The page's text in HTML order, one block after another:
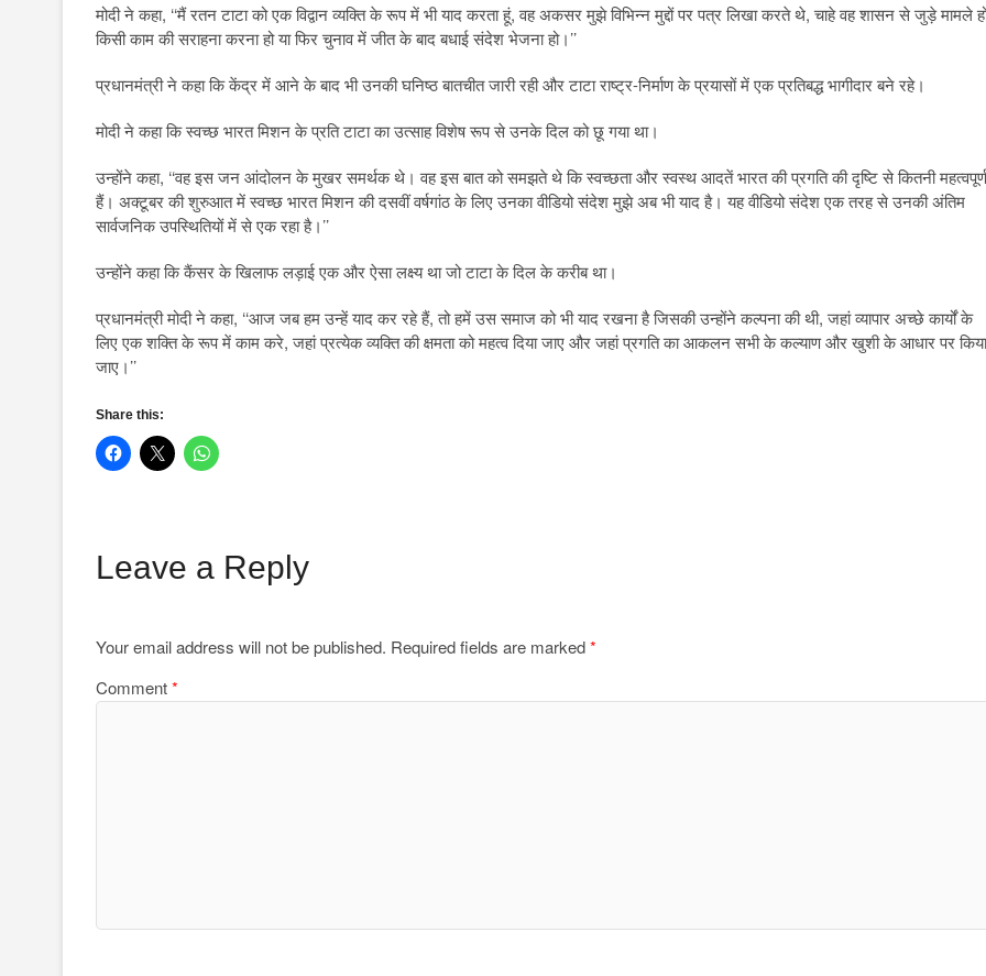
मोदी ने कहा, ‘‘मैं रतन टाटा को एक विद्वान व्यक्ति के रूप में भी याद करता हूं, वह अकसर मुझे विभिन्न मुद्दों पर पत्र लिखा करते थे, चाहे वह शासन से जुड़े मामले
किसी काम की सराहना करना हो या फिर चुनाव में जीत के बाद बधाई संदेश भेजना हो।’’
प्रधानमंत्री ने कहा कि केंद्र में आने के बाद भी उनकी घनिष्ठ बातचीत जारी रही और टाटा राष्ट्र-निर्माण के प्रयासों में एक प्रतिबद्ध भागीदार बने रहे।
मोदी ने कहा कि स्वच्छ भारत मिशन के प्रति टाटा का उत्साह विशेष रूप से उनके दिल को छू गया था।
उन्होंने कहा, ‘‘वह इस जन आंदोलन के मुखर समर्थक थे। वह इस बात को समझते थे कि स्वच्छता और स्वस्थ आदतें भारत की प्रगति की दृष्टि से कितनी महत्वपूर्ण
हैं। अक्टूबर की शुरुआत में स्वच्छ भारत मिशन की दसवीं वर्षगांठ के लिए उनका वीडियो संदेश मुझे अब भी याद है। यह वीडियो संदेश एक तरह से उनकी अंतिम
सार्वजनिक उपस्थितियों में से एक रहा है।’’
उन्होंने कहा कि कैंसर के खिलाफ लड़ाई एक और ऐसा लक्ष्य था जो टाटा के दिल के करीब था।
प्रधानमंत्री मोदी ने कहा, ‘‘आज जब हम उन्हें याद कर रहे हैं, तो हमें उस समाज को भी याद रखना है जिसकी उन्होंने कल्पना की थी, जहां व्यापार अच्छे कार्यों के
लिए एक शक्ति के रूप में काम करे, जहां प्रत्येक व्यक्ति की क्षमता को महत्व दिया जाए और जहां प्रगति का आकलन सभी के कल्याण और खुशी के आधार पर किया
जाए।’’
Share this:
Leave a Reply
Your email address will not be published. Required fields are marked*
Comment*